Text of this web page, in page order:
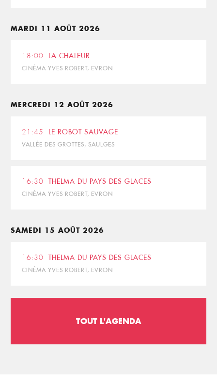
MARDI 11 AOÛT 2026
18:00 LA CHALEUR
CINÉMA YVES ROBERT, EVRON
MERCREDI 12 AOÛT 2026
21:45 LE ROBOT SAUVAGE
VALLÉE DES GROTTES, SAULGES
16:30 THELMA DU PAYS DES GLACES
CINÉMA YVES ROBERT, EVRON
SAMEDI 15 AOÛT 2026
16:30 THELMA DU PAYS DES GLACES
CINÉMA YVES ROBERT, EVRON
TOUT L'AGENDA